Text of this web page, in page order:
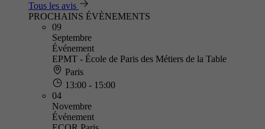
Tous les avis
PROCHAINS ÉVÈNEMENTS
09
Septembre
Événement
EPMT - École de Paris des Métiers de la Table
Paris
13:00 - 15:00
04
Novembre
Événement